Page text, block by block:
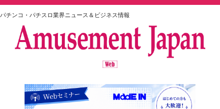
パチンコ・パチスロ業界ニュース＆ビジネス情報